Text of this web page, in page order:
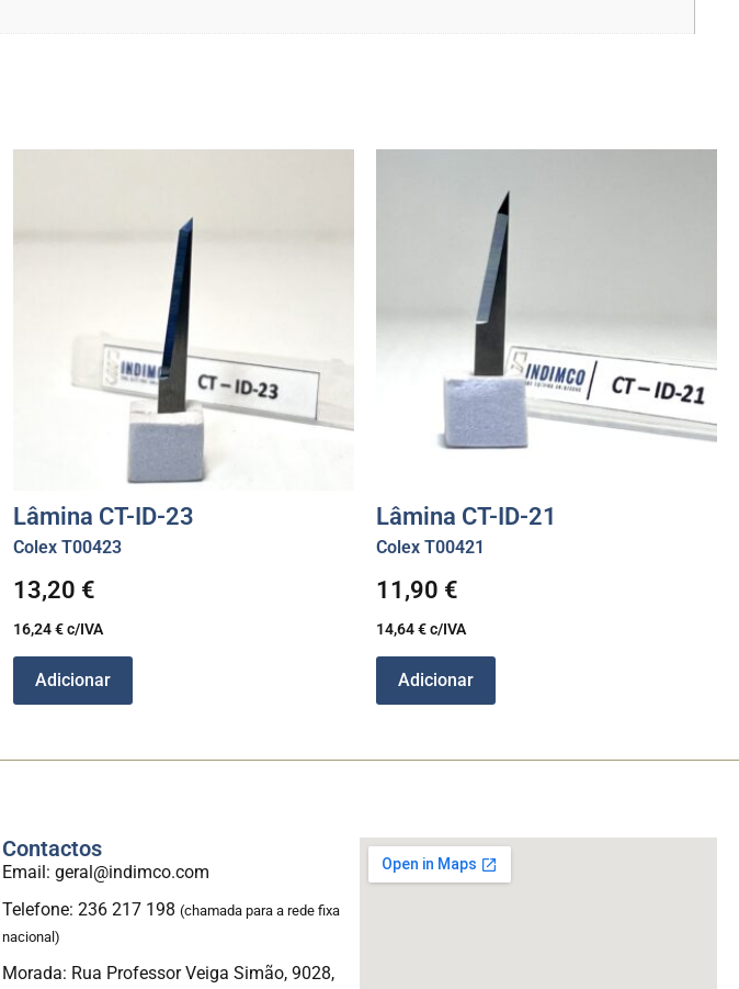
Lâmina CT-ID-23
Colex T00423
13,20 €
16,24€c/IVA
Adicionar
Lâmina CT-ID-21
Colex T00421
11,90 €
14,64€c/IVA
Adicionar
Contactos
Email: geral@indimco.com
Telefone: 236 217 198 (chamada para a rede fixa
nacional)
Morada: Rua Professor Veiga Simão, 9028,